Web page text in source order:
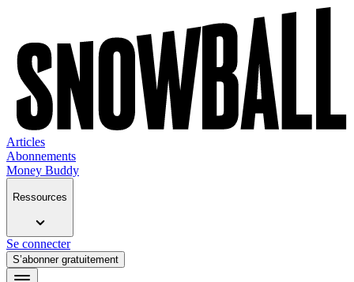
Articles
Abonnements
Money Buddy
Ressources
Se connecter
S’abonner gratuitement